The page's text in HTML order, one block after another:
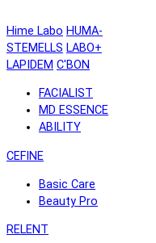
Hime Labo HUMA-
STEMELLS LABO+
LAPIDEM C'BON
FACIALIST
MD ESSENCE
ABILITY
CEFINE
Basic Care
Beauty Pro
RELENT